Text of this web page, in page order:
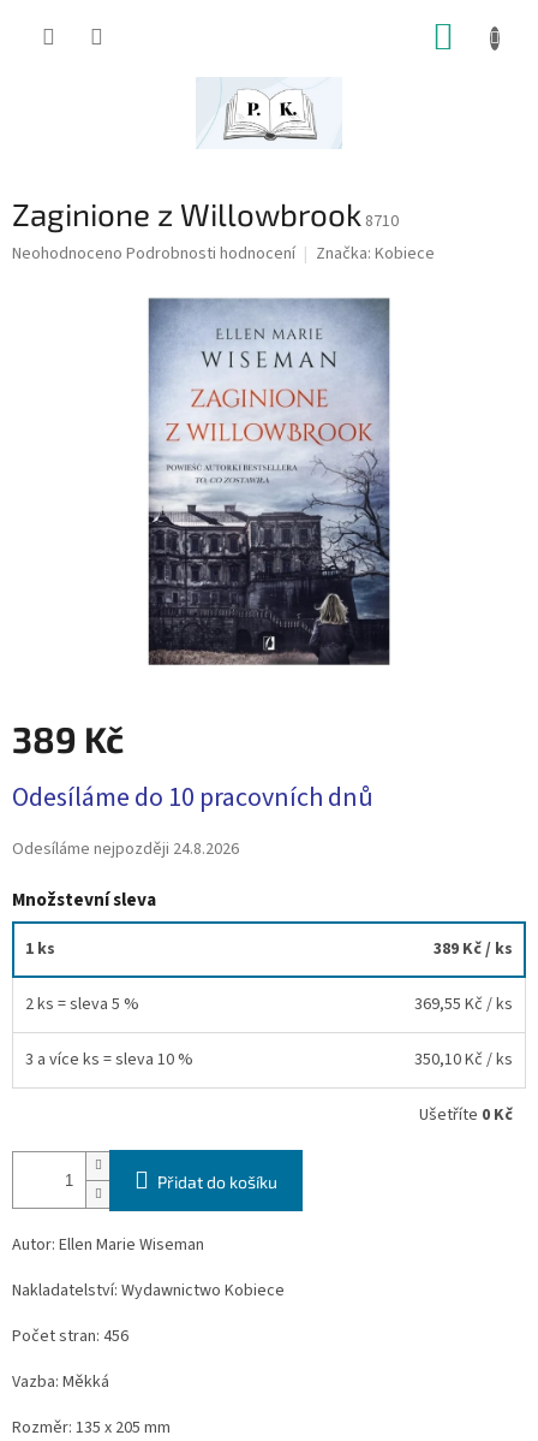
Zaginione z Willowbrook 8710
Průměrné
Neohodnoceno Podrobnosti hodnocení Značka: Kobiece
389 Kč
cena:
Odesíláme do 10 pracovních dnů
Odesíláme nejpozději 24.8.2026
Množstevní sleva
1 ks 389 Kč/ ks
2 ks = sleva 5 % 369,55 Kč / ks
3 a více ks = sleva 10 % 350,10 Kč / ks
Ušetříte 0 Kč
Přidat do košíku
Autor: Ellen Marie Wiseman
Nakladatelství: Wydawnictwo Kobiece
Počet stran: 456
Vazba: Měkká
Rozměr: 135 x 205 mm